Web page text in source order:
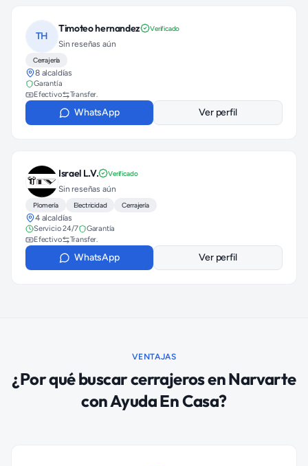
TH
Timoteo hernandez Verificado
Sin reseñas aún
Cerrajería
8 alcaldías
Garantía
Efectivo
Transfer.
WhatsApp Ver perfil
Israel L.V. Verificado
Sin reseñas aún
Plomería Electricidad Cerrajería
4 alcaldías
Servicio 24/7
Garantía
Efectivo
Transfer.
WhatsApp Ver perfil
VENTAJAS
¿Por qué buscarcerrajerosenNarvarte
con Ayuda En Casa?